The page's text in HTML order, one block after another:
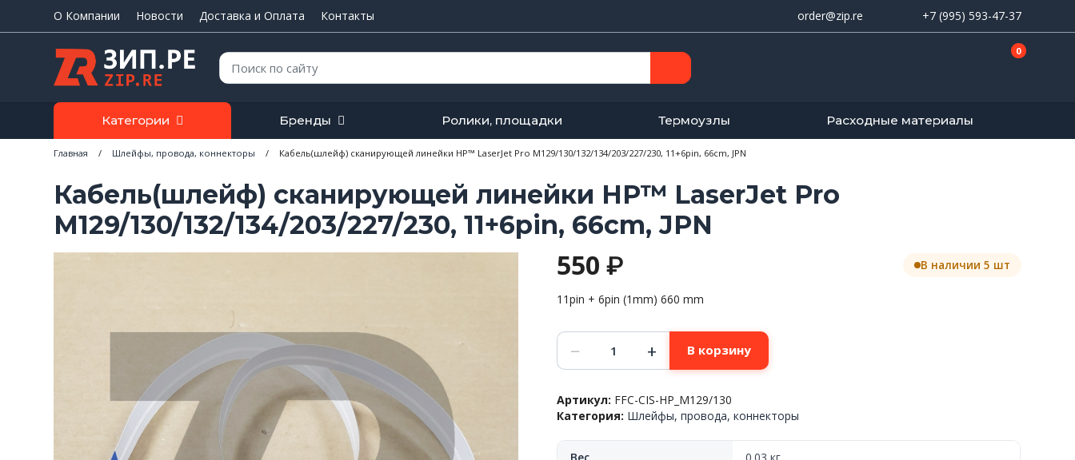
О Компании Новости Доставка и Оплата Контакты order@zip.re +7 (995) 593-47-37
Поиск: 0
Категории Бренды Ролики, площадки Термоузлы Расходные материалы
Главная / Шлейфы, провода, коннекторы / Кабель(шлейф) сканирующей линейки HP™ LaserJet Pro M129/130/132/134/203/227/230, 11+6pin, 66cm, JPN
Кабель(шлейф) сканирующей линейки HP™ LaserJet Pro
M129/130/132/134/203/227/230, 11+6pin, 66cm, JPN
550₽
11pin + 6pin (1mm) 660 mm
В наличии 5 шт
Количество
товара
Кабель(шлейф)
линейки
HP™
Pro
− + В корзину
Артикул: FFC-CIS-HP_M129/130
Категория: Шлейфы, провода, коннекторы
Вес 0.03 кг